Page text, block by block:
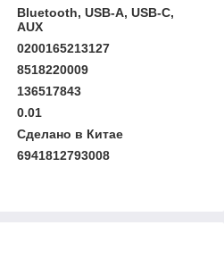
Bluetooth, USB-A, USB-C,
AUX
0200165213127
8518220009
136517843
0.01
Сделано в Китае
6941812793008